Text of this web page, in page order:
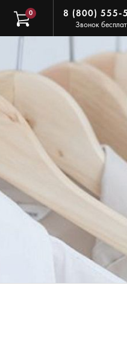
0 8 (800) 555-
Звонок